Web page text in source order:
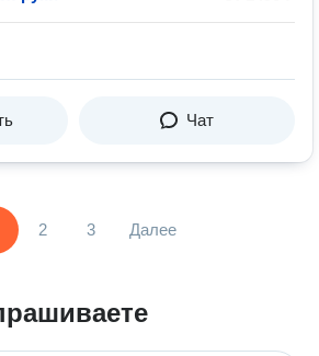
Чат
2 3 Далее